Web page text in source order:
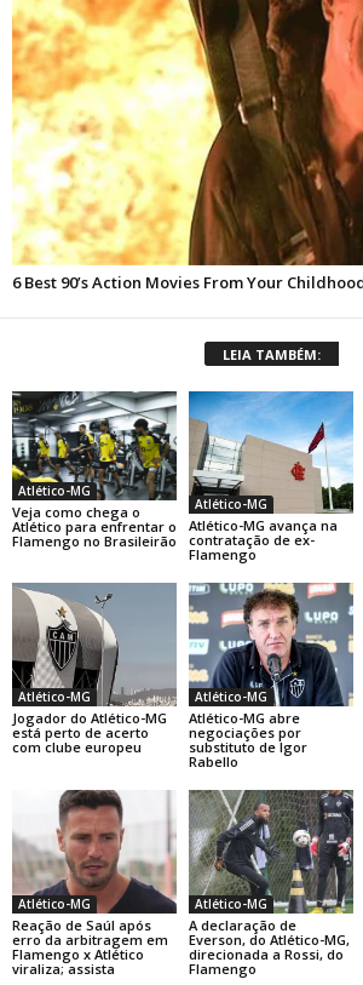
LEIA TAMBÉM:
Atlético-MG
Veja como chega o
Atlético para enfrentar o
Flamengo no Brasileirão
Atlético-MG
Atlético-MG avança na
contratação de ex-
Flamengo
Atlético-MG
Jogador do Atlético-MG
está perto de acerto
com clube europeu
Atlético-MG
Atlético-MG abre
negociações por
substituto de Igor
Rabello
Atlético-MG
Reação de Saúl após
erro da arbitragem em
Flamengo x Atlético
viraliza; assista
Atlético-MG
A declaração de
Everson, do Atlético-MG,
direcionada a Rossi, do
Flamengo